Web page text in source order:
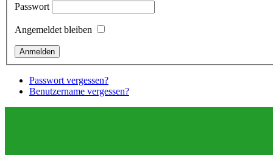
Passwort
Angemeldet bleiben
Passwort vergessen?
Benutzername vergessen?